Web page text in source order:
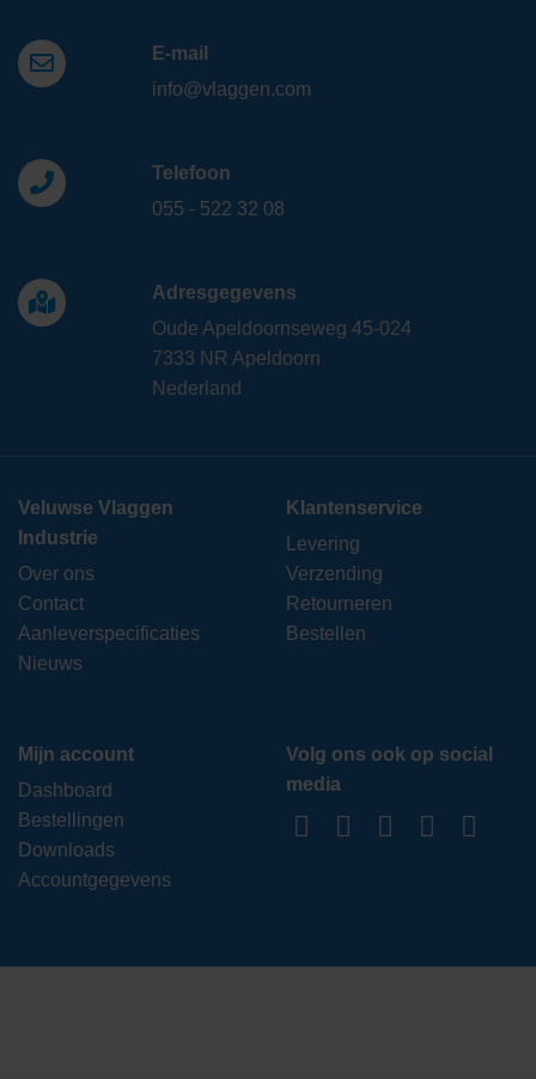
E-mail
info@vlaggen.com
Telefoon
055 - 522 32 08
Adresgegevens
Oude Apeldoornseweg 45-024
7333 NR Apeldoorn
Nederland
Veluwse Vlaggen
Industrie
Over ons
Contact
Aanleverspecificaties
Nieuws
Klantenservice
Levering
Verzending
Retourneren
Bestellen
Mijn account
Dashboard
Bestellingen
Downloads
Accountgegevens
Volg ons ook op social
media